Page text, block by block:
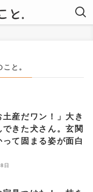
と。
土産だワン！」大き
できた犬さん。玄関
って固まる姿が面白
日